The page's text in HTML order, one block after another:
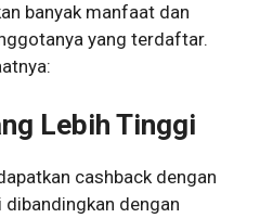
banyak manfaat dan
yang terdaftar.
Lebih Tinggi
cashback dengan
dengan